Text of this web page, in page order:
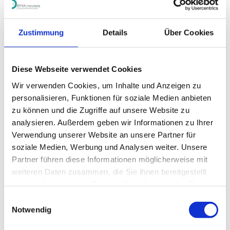
Zustimmung Details Über Cookies
Diese Webseite verwendet Cookies
Wir verwenden Cookies, um Inhalte und Anzeigen zu
personalisieren, Funktionen für soziale Medien anbieten
zu können und die Zugriffe auf unsere Website zu
analysieren. Außerdem geben wir Informationen zu Ihrer
Verwendung unserer Website an unsere Partner für
soziale Medien, Werbung und Analysen weiter. Unsere
Partner führen diese Informationen möglicherweise mit
weiteren Daten zusammen, die Sie ihnen bereitgestellt
Notwendig
robuste Bauweise aus. Sein Hauptvorteil besteht darin, dass
unterschiedliche Partikelgrößen des Ureas oder unterschiedliche
Schüttdichten die Genauigkeit der Messung nicht beeinflussen.
Daher bietet der DYNAmas Durchflussmesser eine präzise
Produktionsmengenerfassung über einen längeren Zeitraum, ohne
dass eine Wartung oder Neukalibrierung erforderlich ist. Da es keine
Durchflussmesser auf einem absoluten Minimum gehalten.
Durchsatzmessgerät für freien Fall oder pneumatische
Förderung mit großem Einsatzbereich.
Zum Produkt
DYNA M-flow
Zum Produkt